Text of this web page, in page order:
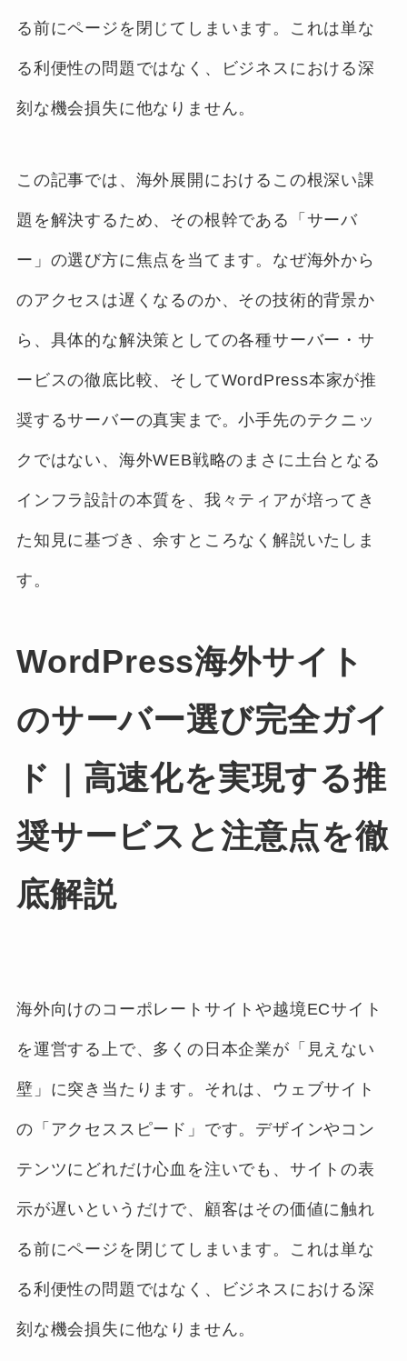
る前にページを閉じてしまいます。これは単な
る利便性の問題ではなく、ビジネスにおける深
刻な機会損失に他なりません。
この記事では、海外展開におけるこの根深い課
題を解決するため、その根幹である「サーバ
ー」の選び方に焦点を当てます。なぜ海外から
のアクセスは遅くなるのか、その技術的背景か
ら、具体的な解決策としての各種サーバー・サ
ービスの徹底比較、そしてWordPress本家が推
奨するサーバーの真実まで。小手先のテクニッ
クではない、海外WEB戦略のまさに土台となる
インフラ設計の本質を、我々ティアが培ってき
た知見に基づき、余すところなく解説いたしま
す。
WordPress海外サイト
のサーバー選び完全ガイ
ド｜高速化を実現する推
奨サービスと注意点を徹
底解説
海外向けのコーポレートサイトや越境ECサイト
を運営する上で、多くの日本企業が「見えない
壁」に突き当たります。それは、ウェブサイト
の「アクセススピード」です。デザインやコン
テンツにどれだけ心血を注いでも、サイトの表
示が遅いというだけで、顧客はその価値に触れ
る前にページを閉じてしまいます。これは単な
る利便性の問題ではなく、ビジネスにおける深
刻な機会損失に他なりません。